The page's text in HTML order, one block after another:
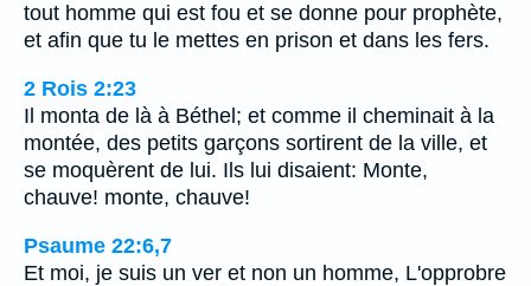
tout homme qui est fou et se donne pour prophète,
et afin que tu le mettes en prison et dans les fers.
2 Rois 2:23
Il monta de là à Béthel; et comme il cheminait à la
montée, des petits garçons sortirent de la ville, et
se moquèrent de lui. Ils lui disaient: Monte,
chauve! monte, chauve!
Psaume 22:6,7
Et moi, je suis un ver et non un homme, L'opprobre